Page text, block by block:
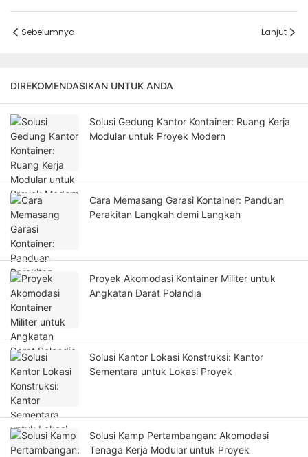
Sebelumnya Lanjut
DIREKOMENDASIKAN UNTUK ANDA
Solusi Gedung Kantor Kontainer: Ruang Kerja
Modular untuk Proyek Modern
Cara Memasang Garasi Kontainer: Panduan
Perakitan Langkah demi Langkah
Proyek Akomodasi Kontainer Militer untuk
Angkatan Darat Polandia
Solusi Kantor Lokasi Konstruksi: Kantor
Sementara untuk Lokasi Proyek
Solusi Kamp Pertambangan: Akomodasi
Tenaga Kerja Modular untuk Proyek